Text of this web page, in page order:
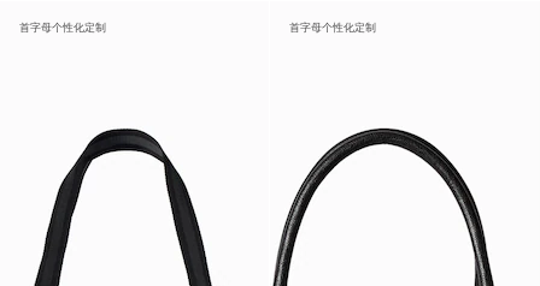
首字母个性化定制 首字母个性化定制